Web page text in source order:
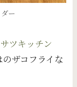
ー
ツキッチン
ザコフライな